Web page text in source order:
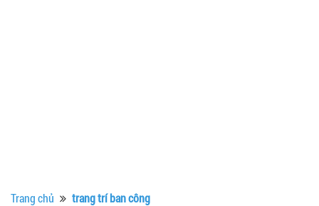
Trang chủ trang trí ban công